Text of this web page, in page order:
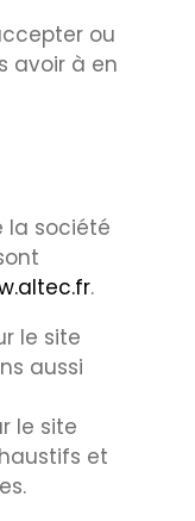
ou
avoir à en
la société
.
le site
aussi
le site
et